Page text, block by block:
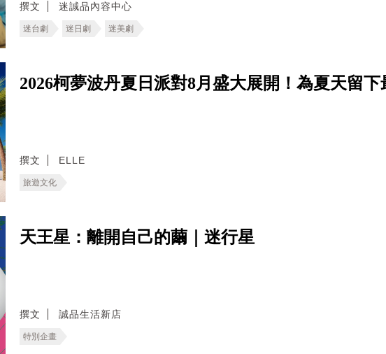
撰文 迷誠品內容中心
迷台劇 迷日劇 迷美劇
2026柯夢波丹夏日派對8月盛大展開！為夏天留
撰文 ELLE
旅遊文化
天王星：離開自己的繭｜迷行星
撰文 誠品生活新店
特別企畫